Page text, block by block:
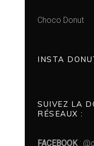
Choco Donut
INSTA
SUIVEZ LA
RÉSEAUX :
FACEBOOK: